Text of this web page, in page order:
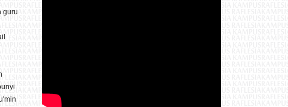
guru